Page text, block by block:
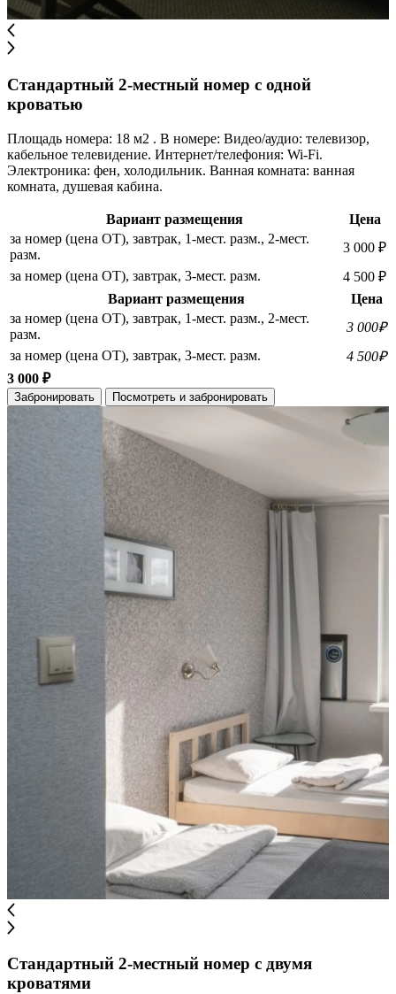
Стандартный 2-местный номер с одной
кроватью
Площадь номера: 18 м2 . В номере: Видео/аудио: телевизор,
кабельное телевидение. Интернет/телефония: Wi-Fi.
Электроника: фен, холодильник. Ванная комната: ванная
комната, душевая кабина.
Вариант размещения
Цена
за номер (цена ОТ), завтрак, 1-мест. разм., 2-мест.
разм.
3 000 ₽
за номер (цена ОТ), завтрак, 3-мест. разм.
4 500 ₽
Вариант размещения
Цена
за номер (цена ОТ), завтрак, 1-мест. разм., 2-мест.
разм.
3 000₽
за номер (цена ОТ), завтрак, 3-мест. разм.
4 500₽
3 000 ₽
Забронировать Посмотреть и забронировать
Стандартный 2-местный номер с двумя
кроватями